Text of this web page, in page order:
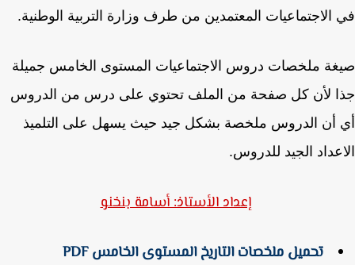
المعتمدين من طرف وزارة التربية الوطنية.
ملخصات دروس الاجتماعيات المستوى الخامس جميلة
لأن كل صفحة من الملف تحتوي على درس من الدروس
أن الدروس ملخصة بشكل جيد حيث يسهل على التلميذ
الجيد للدروس.
إعداد الأستاذ: أسامة بنخنو
تحميل ملخصات التاريخ المستوى الخامس PDF